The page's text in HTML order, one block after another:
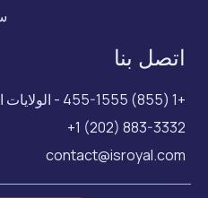
اتصل بنا
+1 (855) 455-1555 - الولايات المتحدة فقط
+1 (202) 883-3332
contact@isroyal.com